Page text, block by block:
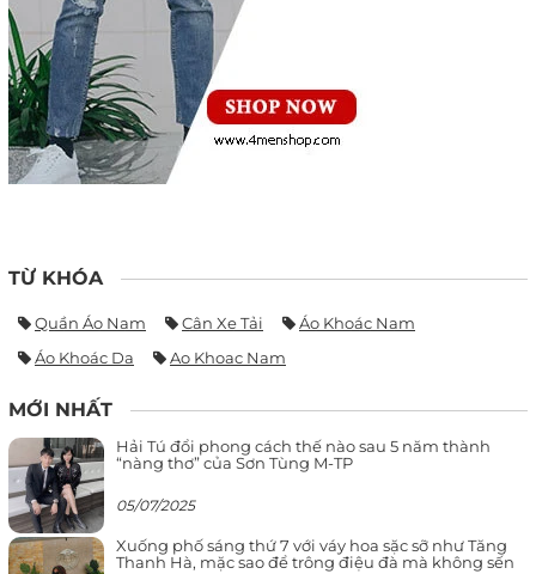
TỪ KHÓA
Quần Áo Nam Cân Xe Tải
Áo Khoác Nam
Áo Khoác Da
Ao Khoac Nam
MỚI NHẤT
Hải Tú đổi phong cách thế nào sau 5 năm thành
“nàng thơ” của Sơn Tùng M-TP
05/07/2025
Xuống phố sáng thứ 7 với váy hoa sặc sỡ như Tăng
Thanh Hà, mặc sao để trông điệu đà mà không sến